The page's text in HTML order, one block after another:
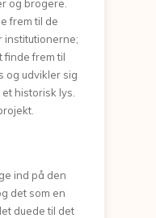
og brogere.
frem til de
finde frem til
og udvikler sig
historisk lys.
ind på den
det som en
duede til det